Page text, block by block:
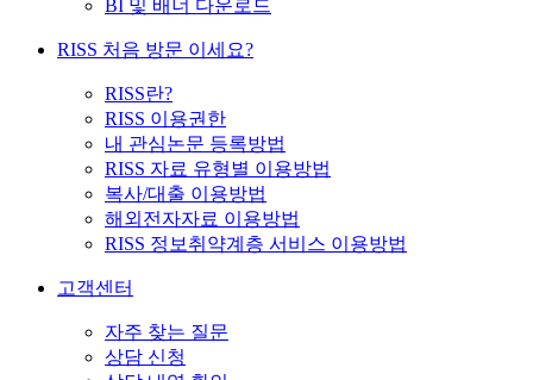
BI 및 배너 다운로드
RISS 처음 방문 이세요?
RISS란?
RISS 이용권한
내 관심논문 등록방법
RISS 자료 유형별 이용방법
복사/대출 이용방법
해외전자자료 이용방법
RISS 정보취약계층 서비스 이용방법
고객센터
자주 찾는 질문
상담 신청